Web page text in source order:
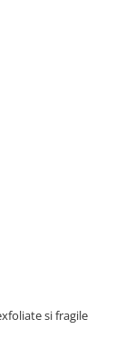
si fragile